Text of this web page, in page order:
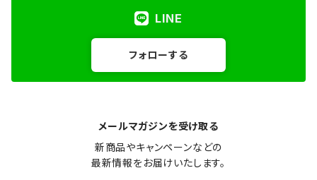
LINE
フォローする
メールマガジンを受け取る
新商品やキャンペーンなどの
最新情報をお届けいたします。